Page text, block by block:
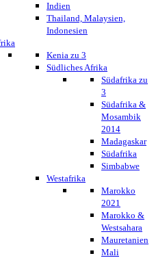
Indien
Thailand, Malaysien,
Indonesien
Kenia zu 3
Südliches Afrika
Südafrika zu
3
Südafrika &
Mosambik
2014
Madagaskar
Südafrika
Simbabwe
Westafrika
Marokko
2021
Marokko &
Westsahara
Mauretanien
Mali